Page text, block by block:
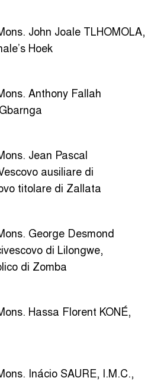
John Joale TLHOMOLA,
Hoek
Anthony Fallah
Jean Pascal
ausiliare di
titolare di Zallata
George Desmond
di Lilongwe,
di Zomba
Hassa Florent KONÉ,
Inácio SAURE, I.M.C.,